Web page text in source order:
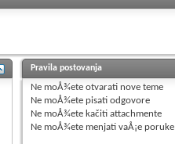
Pravila postovanja
Ne moÅ¾ete otvarati nove teme
Ne moÅ¾ete pisati odgovore
Ne moÅ¾ete kačiti attachmente
Ne moÅ¾ete menjati vaÅ¡e poruke